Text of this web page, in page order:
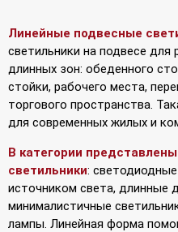
Линейные подвесные
светильники на подвесе
длинных зон: обеденного
стойки, рабочего места,
торгового пространства.
для современных жилых и
В категории
светильники:
источником света, длинные
минималистичные
лампы. Линейная форма